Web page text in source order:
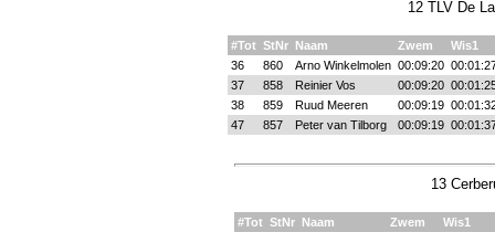
12 TLV De
#Tot StNr Naam Zwem
Wis1
36
860 Arno Winkelmolen 00:09:20
37
858 Reinier Vos 00:09:20
38
859 Ruud Meeren 00:09:19
47
857 Peter van Tilborg 00:09:19
13
#Tot StNr Naam Zwem
Wis1